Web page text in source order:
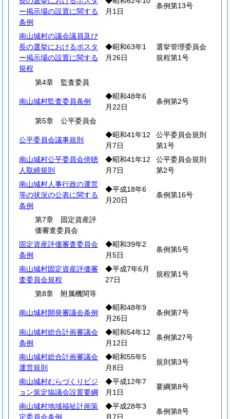
ー掲示場の設置に関する
条例
月1日
条例第13号
南山城村の議会議員及び
長の選挙におけるポスタ
ー掲示場の設置に関する
規程
◆昭和63年1
月26日
選挙管理委員会
規程第1号
第4章 監査委員
南山城村監査委員条例
◆昭和48年6
月22日
条例第2号
第5章 公平委員会
公平委員会議事規則
◆昭和41年12
月7日
公平委員会規則
第1号
南山城村公平委員会傍聴
人取締規則
◆昭和41年12
月7日
公平委員会規則
第2号
南山城村人事行政の運営
等の状況の公表に関する
条例
◆平成18年6
月20日
条例第16号
第7章 固定資産評
価審査委員会
固定資産評価審査委員会
条例
◆昭和39年2
月5日
条例第5号
南山城村固定資産評価審
査委員会規程
◆平成7年6月
27日
規程第1号
第8章 附属機関等
南山城村開発審議会条例
◆昭和48年9
月26日
条例第7号
南山城村総合計画審議会
条例
◆昭和54年12
月12日
条例第27号
南山城村総合計画審議会
運営規則
◆昭和55年5
月8日
規則第3号
南山城村むらづくりビジ
ョン策定協議会設置要綱
◆平成12年7
月1日
要綱第8号
南山城村地域福祉計画策
定委員会条例
◆平成28年3
月7日
条例第8号